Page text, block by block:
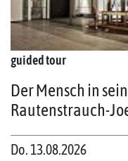
guided tour
Der Mensch in
Rautenstrauch-
Do. 13.08.2026